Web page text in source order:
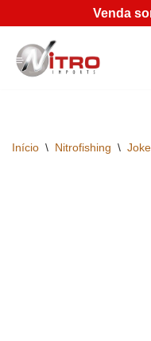
Pular
para
Venda
Início \ Nitrofishing \